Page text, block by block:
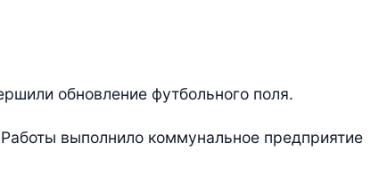
обновление футбольного поля.
выполнило коммунальное предприятие